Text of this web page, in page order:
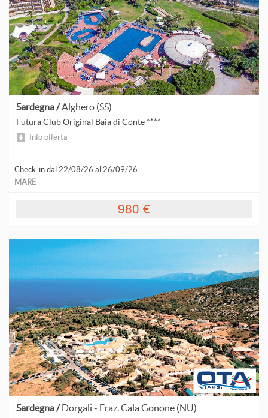
Sardegna /Alghero (SS)
Futura Club Original Baia di Conte ****
Info offerta
Check-in dal 22/08/26 al 26/09/26
MARE
980 €
Sardegna /Dorgali - Fraz. Cala Gonone (NU)